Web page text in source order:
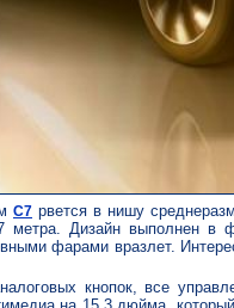
С7 рвется в нишу
метра. Дизайн выполнен в
фарами вразлет.
кнопок, все